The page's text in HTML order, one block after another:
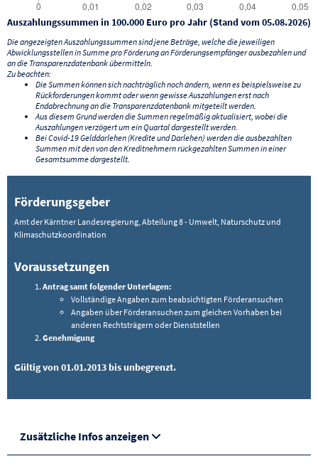
Auszahlungssummen in 100.000 Euro pro Jahr (Stand vom 05.08.2026)
Die angezeigten Auszahlungssummen sind jene Beträge, welche die jeweiligen
Abwicklungsstellen in Summe pro Förderung an Förderungsempfänger ausbezahlen und
an die Transparenzdatenbank übermitteln.
Zu beachten:
Die Summen können sich nachträglich noch ändern, wenn es beispielsweise zu
Rückforderungen kommt oder wenn gewisse Auszahlungen erst nach
Endabrechnung an die Transparenzdatenbank mitgeteilt werden.
Aus diesem Grund werden die Summen regelmäßig aktualisiert, wobei die
Auszahlungen verzögert um ein Quartal dargestellt werden.
Bei Covid-19 Gelddarlehen (Kredite und Darlehen) werden die ausbezahlten
Summen mit den von den Kreditnehmern rückgezahlten Summen in einer
Gesamtsumme dargestellt.
Förderungsgeber
Amt der Kärntner Landesregierung, Abteilung 8 - Umwelt, Naturschutz und
Klimaschutzkoordination
Voraussetzungen
Antrag samt folgender Unterlagen:
Vollständige Angaben zum beabsichtigten Förderansuchen
Angaben über Förderansuchen zum gleichen Vorhaben bei
anderen Rechtsträgern oder Dienststellen
Genehmigung
Gültig von 01.01.2013 bis unbegrenzt.
Zusätzliche Infos anzeigen